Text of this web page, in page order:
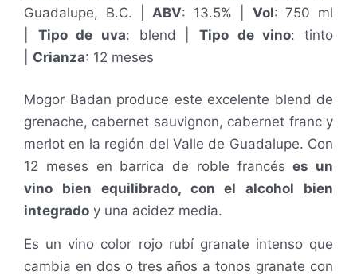
Guadalupe, B.C. |ABV: 13.5% | Vol: 750 ml
Tipo de uva: blend |Tipo de vino: tinto
Crianza: 12 meses
Mogor Badan produce este excelente blend de
grenache, cabernet sauvignon, cabernet franc y
merlot en la región del Valle de Guadalupe. Con
12 meses en barrica de roble francéses un
vino bien equilibrado, con el alcohol bien
integrado y una acidez media.
Es un vino color rojo rubí granate intenso que
cambia en dos o tres años a tonos granate con